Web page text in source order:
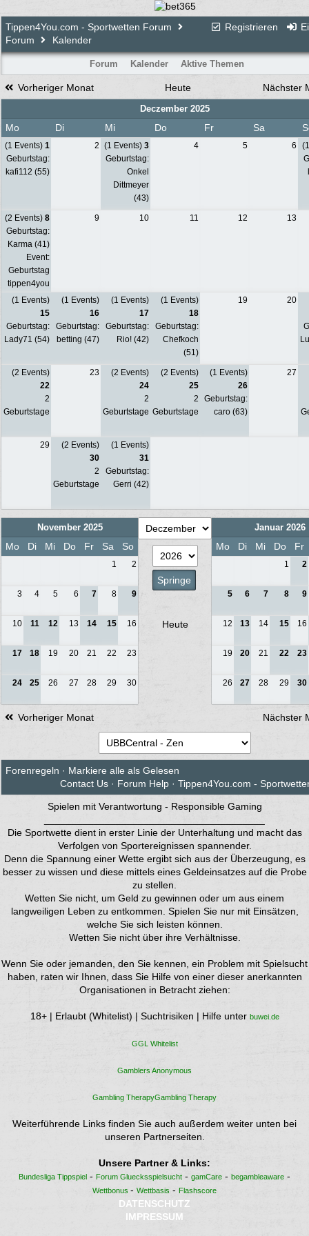
Registrieren
Tippen4You.com - Sportwetten Forum
Forum
Kalender
Forum Kalender Aktive Themen
Vorheriger Monat Heute Nächster
Deczember 2025
Mo Di Mi Do Fr Sa
(1 Events) 1
Geburtstag:
kafi112 (55)
2 (1 Events) 3
Geburtstag:
Onkel
Dittmeyer
(43)
4 5 6
(2 Events) 8
Geburtstag:
Karma (41)
Event:
Geburtstag
tippen4you
9 10 11 12 13
(1 Events)
15
Geburtstag:
Lady71 (54)
(1 Events)
16
Geburtstag:
betting (47)
(1 Events)
17
Geburtstag:
Rio! (42)
(1 Events)
18
Geburtstag:
Chefkoch
(51)
19 20
(2 Events)
22
2
Geburtstage
23
(2 Events)
24
2
Geburtstage
(2 Events)
25
2
Geburtstage
(1 Events)
26
Geburtstag:
caro (63)
27
29
(2 Events)
30
2
Geburtstage
(1 Events)
31
Geburtstag:
Gerri (42)
November 2025
Mo Di Mi Do Fr Sa So
1 2
3 4 5 6 7 8 9
10 11 12 13 14 15 16
17 18 19 20 21 22 23
24 25 26 27 28 29 30
Heute
Januar 2026
Mo Di Mi Do Fr
1 2
5 6 7 8 9
12 13 14 15 16
19 20 21 22 23
26 27 28 29 30
Vorheriger Monat Nächster
Forenregeln · Markiere alle als Gelesen
Contact Us · Forum Help · Tippen4You.com -
Spielen mit Verantwortung - Responsible Gaming
Die Sportwette dient in erster Linie der Unterhaltung und macht das
Verfolgen von Sportereignissen spannender.
Denn die Spannung einer Wette ergibt sich aus der Überzeugung, es
besser zu wissen und diese mittels eines Geldeinsatzes auf die Probe
zu stellen.
Wetten Sie nicht, um Geld zu gewinnen oder um aus einem
langweiligen Leben zu entkommen. Spielen Sie nur mit Einsätzen,
welche Sie sich leisten können.
Wetten Sie nicht über ihre Verhältnisse.
Wenn Sie oder jemanden, den Sie kennen, ein Problem mit Spielsucht
haben, raten wir Ihnen, dass Sie Hilfe von einer dieser anerkannten
Organisationen in Betracht ziehen:
18+ | Erlaubt (Whitelist) | Suchtrisiken | Hilfe unter buwei.de
GGL Whitelist
Gamblers Anonymous
Gambling TherapyGambling Therapy
Weiterführende Links finden Sie auch außerdem weiter unten bei
unseren Partnerseiten.
Unsere Partner & Links:
Bundesliga Tippspiel - Forum Gluecksspielsucht - gamCare - begambleaware -
Wettbonus - Wettbasis - Flashscore
DATENSCHUTZ
IMPRESSUM